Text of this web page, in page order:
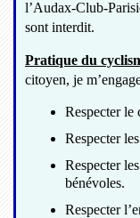
l’Audax-Club-
sont interdit.
Pratique du
citoyen, je
Respecter le
Respecter
Respecter
bénévoles.
Respecter